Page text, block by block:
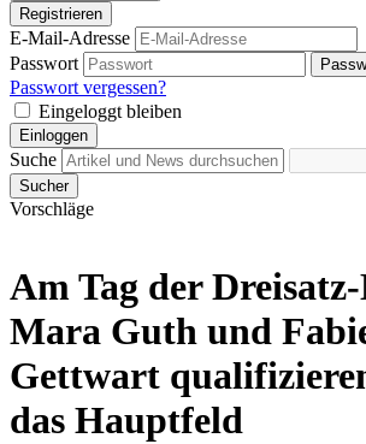
Registrieren
E-Mail-Adresse
Passwort
Passwort vergessen?
Eingeloggt bleiben
Einloggen
Suche
Sucher
Vorschläge
Am Tag der
Mara Guth und
Gettwart
das Hauptfeld